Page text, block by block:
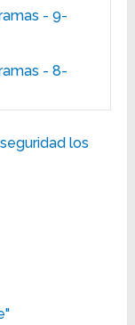
- 9-
- 8-
los